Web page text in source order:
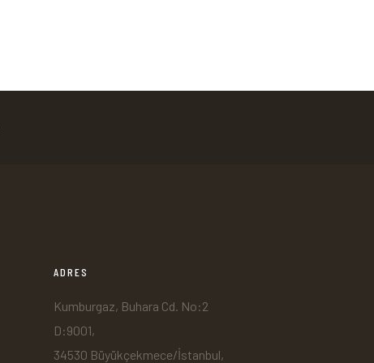
ADRES
Kumburgaz, Buhara Cd. No:2
D:9001,
34530 Büyükçekmece/İstanbul,